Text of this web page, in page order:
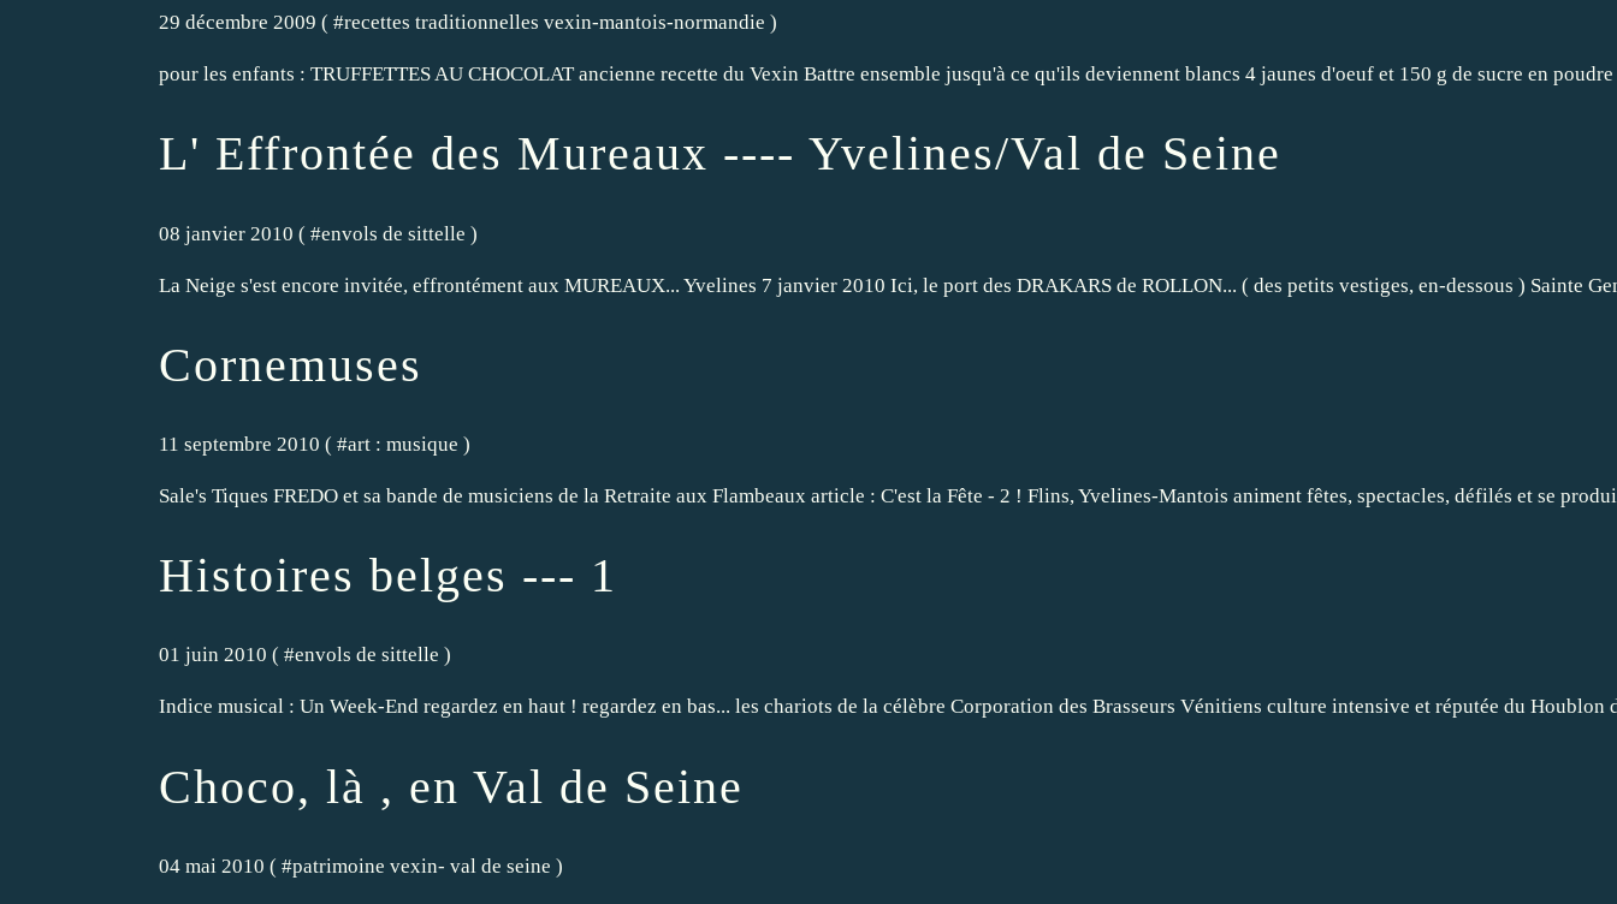
29 décembre 2009 ( #recettes traditionnelles vexin-mantois-normandie )
pour les enfants : TRUFFETTES AU CHOCOLAT ancienne recette du Vexin Battre ensemble jusqu'à ce qu'ils deviennent blancs 4 jaunes d'oeuf et 150 g de sucre en
L' Effrontée des Mureaux ---- Yvelines/Val de Seine
08 janvier 2010 ( #envols de sittelle )
La Neige s'est encore invitée, effrontément aux MUREAUX... Yvelines 7 janvier 2010 Ici, le port des DRAKARS de ROLLON... ( des petits vestiges, en-dessous ) Sainte
Cornemuses
11 septembre 2010 ( #art : musique )
Sale's Tiques FREDO et sa bande de musiciens de la Retraite aux Flambeaux article : C'est la Fête - 2 ! Flins, Yvelines-Mantois animent fêtes, spectacles, défilés et se
Histoires belges --- 1
01 juin 2010 ( #envols de sittelle )
Indice musical : Un Week-End regardez en haut ! regardez en bas... les chariots de la célèbre Corporation des Brasseurs Vénitiens culture intensive et réputée du
Choco, là , en Val de Seine
04 mai 2010 ( #patrimoine vexin- val de seine )